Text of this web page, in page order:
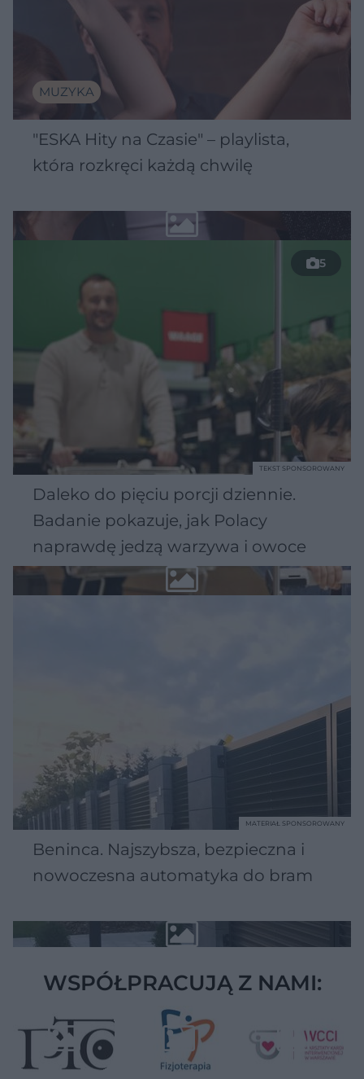
MUZYKA
"ESKA Hity na Czasie" – playlista,
która rozkręci każdą chwilę
5
Daleko do pięciu porcji dziennie.
Badanie pokazuje, jak Polacy
naprawdę jedzą warzywa i owoce
TEKST SPONSOROWANY
Beninca. Najszybsza, bezpieczna i
nowoczesna automatyka do bram
MATERIAŁ SPONSOROWANY
WSPÓŁPRACUJĄ Z NAMI: